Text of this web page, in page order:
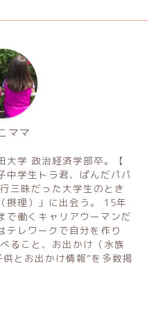
ママ
大学 政治経済学部卒。【
中学生トラ君、ぱんだパパ
三昧だった大学生のとき
摂理）」に出会う。 15年
で働くキャリアウーマンだ
テレワークで自分を作り
ること、お出かけ（水族
とお出かけ情報”を多数掲